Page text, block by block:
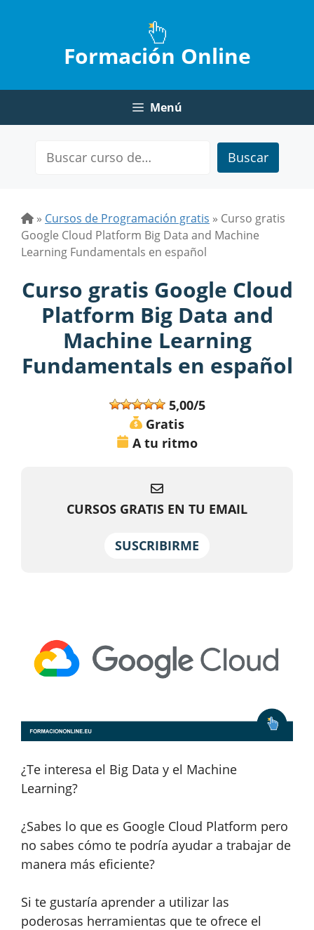
Formación Online
Menú
Buscar
» Cursos de Programación gratis » Curso gratis
Google Cloud Platform Big Data and Machine
Learning Fundamentals en español
Curso gratis Google Cloud
Platform Big Data and
Machine Learning
Fundamentals en español
5,00/5
Gratis
A tu ritmo
CURSOS GRATIS EN TU EMAIL
SUSCRIBIRME
¿Te interesa el Big Data y el Machine
Learning?
¿Sabes lo que es Google Cloud Platform pero
no sabes cómo te podría ayudar a trabajar de
manera más eficiente?
Si te gustaría aprender a utilizar las
poderosas herramientas que te ofrece el